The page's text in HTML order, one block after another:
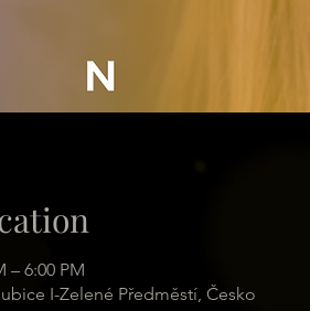
– 6:00 PM
I-Zelené Předměstí, Česko